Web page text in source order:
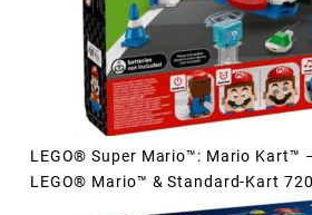
LEGO® Super Mario™: Mario Kart™
LEGO® Mario™ & Standard-Kart